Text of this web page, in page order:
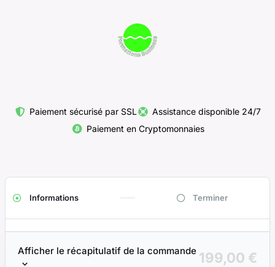
Paiement sécurisé par SSL
Assistance disponible 24/7
Paiement en Cryptomonnaies
Informations Terminer
Afficher le récapitulatif de la commande 199,00 €